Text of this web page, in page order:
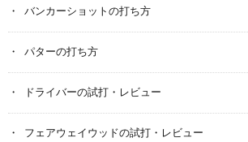
バンカーショットの打ち方
パターの打ち方
ドライバーの試打・レビュー
フェアウェイウッドの試打・レビュー